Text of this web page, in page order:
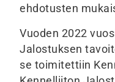
ehdotusten
Vuoden 2022
Jalostuksen
se toimitettiin